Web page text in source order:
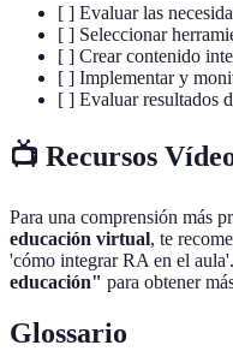
[ ] Evaluar las
[ ] Seleccionar
[ ] Crear contenido
[ ] Implementar y
[ ] Evaluar resultados
📺 Recursos
Para una comprensión más
educación virtual, te
'cómo integrar RA en el
educación" para obtener
Glossario